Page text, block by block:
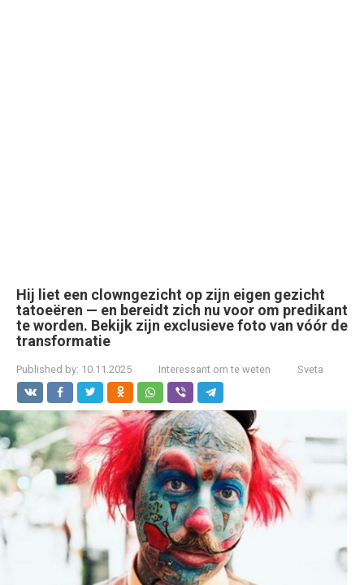
Hij liet een clowngezicht op zijn eigen gezicht
tatoeëren — en bereidt zich nu voor om predikant
te worden. Bekijk zijn exclusieve foto van vóór de
transformatie
Published by: 10.11.2025 Interessant om te weten Sveta